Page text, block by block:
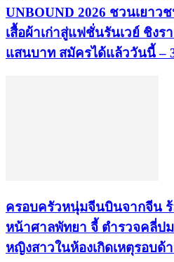
UNBOUND 2026 ชวนเยาว
เสื้อผ้าเก่าสู่แฟชั่นรันเวย์ ชิงร
แสนบาท สมัครได้แล้ววันนี้ –
ครอบครัวหนุ่มจีนบินจากจีน
หน้าศาลพัทยา จี้ ตำรวจคลี่ป
หญิงสาวในห้องเกิดเหตุรอบด้